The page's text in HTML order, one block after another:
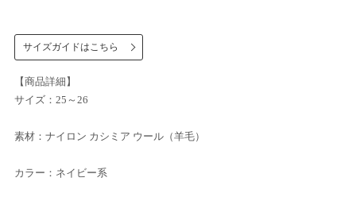
サイズガイドはこちら
【商品詳細】
サイズ：25～26
素材：ナイロン カシミア ウール（羊毛）
カラー：ネイビー系